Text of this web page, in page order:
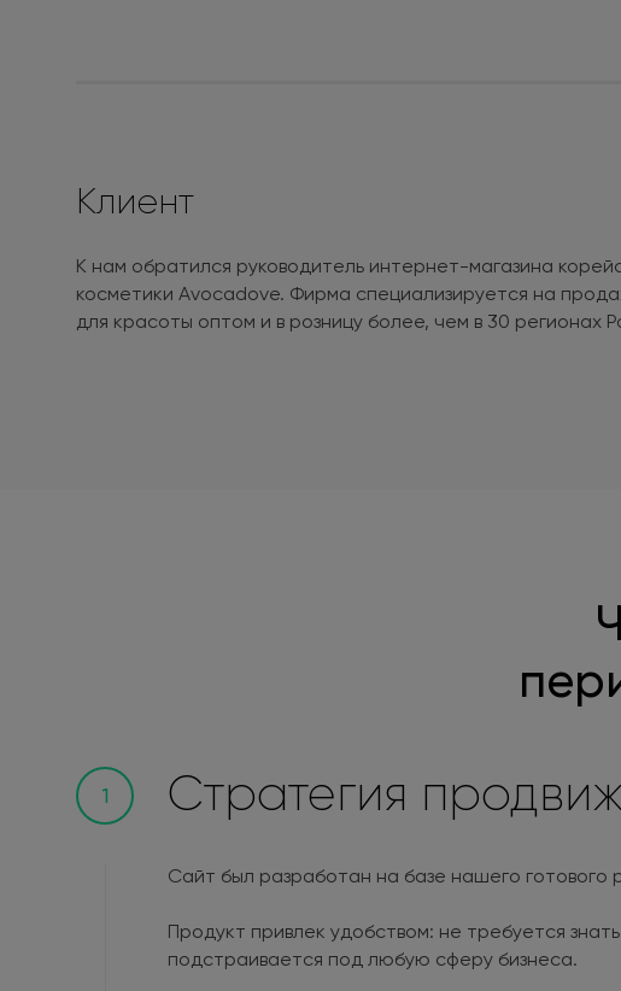
Клиент
К нам обратился руководитель интернет-магазина
косметики Avocadove. Фирма специализируется на
для красоты оптом и в розницу более, чем в 30 регионах
1 Стратегия
Сайт был разработан на базе нашего готового
Продукт привлек удобством: не требуется
подстраивается под любую сферу бизнеса.